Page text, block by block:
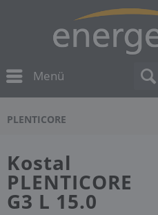
Menü
PLENTICORE
Kostal
PLENTICORE
G3 L 15.0